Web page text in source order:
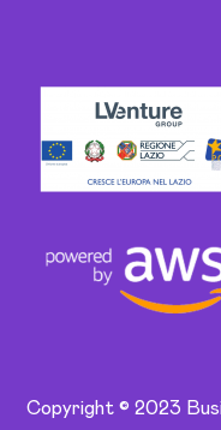
Copyright © 2023